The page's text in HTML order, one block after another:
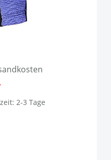
one of the available
2-3 Tage